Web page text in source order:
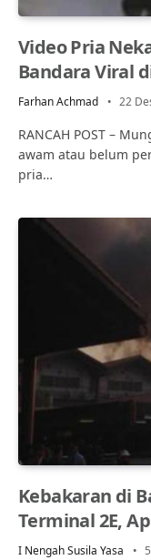
Video Pria
Bandara Viral
Farhan Achmad 22
RANCAH POST –
awam atau belum
pria…
Kebakaran di
Terminal 2E,
I Nengah Susila Yasa